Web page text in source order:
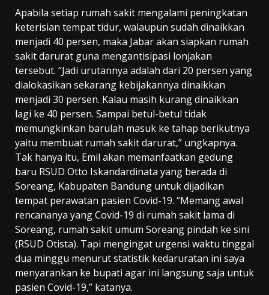
Apabila setiap rumah sakit mengalami peningkatan
keterisian tempat tidur, walaupun sudah dinaikkan
menjadi 40 persen, maka Jabar akan siapkan rumah
sakit darurat guna mengantisipasi lonjakan
tersebut. “Jadi urutannya adalah dari 20 persen yang
dialokasikan sekarang kebijakannya dinaikkan
menjadi 30 persen. Kalau masih kurang dinaikkan
lagi ke 40 persen. Sampai betul-betul tidak
memungkinkan barulah masuk ke tahap berikutnya
yaitu membuat rumah sakit darurat,” ungkapnya.
Tak hanya itu, Emil akan memanfaatkan gedung
baru RSUD Otto Iskandardinata yang berada di
Soreang, Kabupaten Bandung untuk dijadikan
tempat perawatan pasien Covid-19. “Memang awal
rencananya yang Covid-19 di rumah sakit lama di
Soreang, rumah sakit umum Soreang pindah ke sini
(RSUD Otista). Tapi mengingat urgensi waktu tinggal
dua minggu menurut statistik kedaruratan ini saya
menyarankan ke bupati agar ini langsung saja untuk
pasien Covid-19,” katanya.